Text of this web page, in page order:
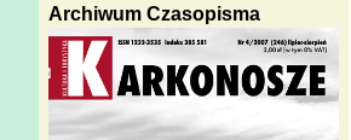
Archiwum Czasopisma